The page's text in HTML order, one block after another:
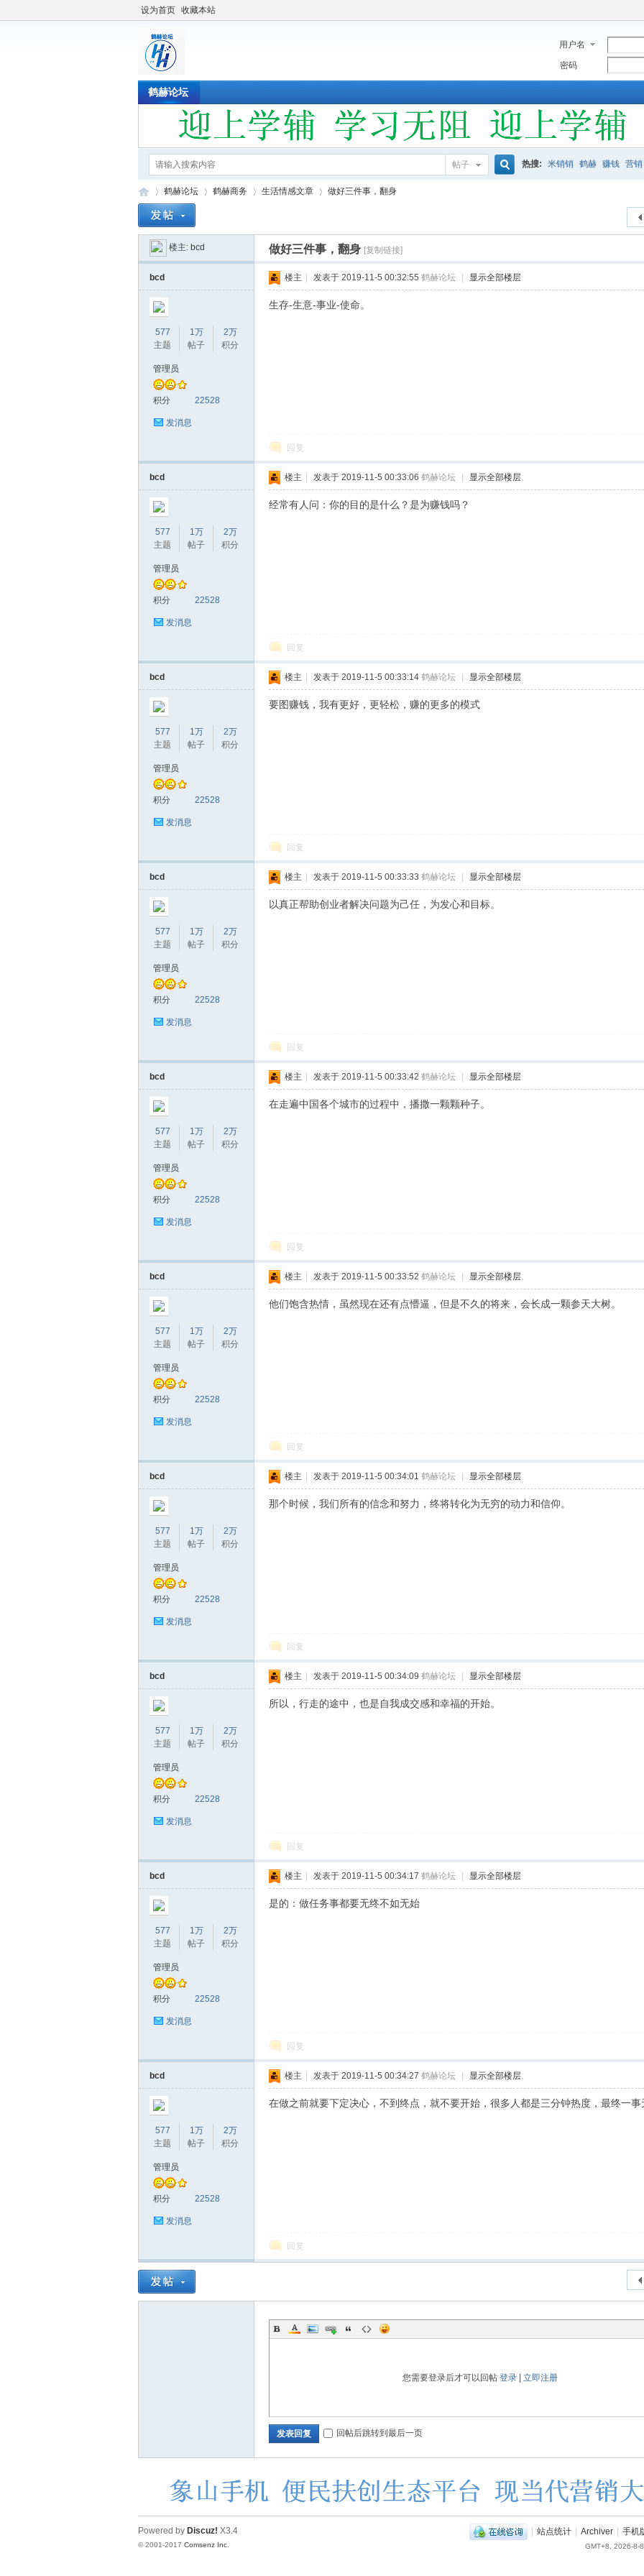
设为首页 收藏本站
用户名
密码
鹤赫论坛
帖子 热搜: 米销销 鹤赫 赚钱 营销
»
鹤赫论坛
›
鹤赫商务 生活情感文章
›
做好三件事，翻身
楼主: bcd 做好三件事，翻身 [复制链接]
bcd
577
主题
1万
帖子
2万
积分
管理员
积分 22528
发消息
楼主 发表于 2019-11-5 00:32:55 鹤赫论坛 显示全部楼层
生存-生意-事业-使命。
回复
bcd
577
主题
1万
帖子
2万
积分
管理员
积分 22528
发消息
楼主 发表于 2019-11-5 00:33:06 鹤赫论坛 显示全部楼层
经常有人问：你的目的是什么？是为赚钱吗？
回复
bcd
577
主题
1万
帖子
2万
积分
管理员
积分 22528
发消息
楼主 发表于 2019-11-5 00:33:14 鹤赫论坛 显示全部楼层
要图赚钱，我有更好，更轻松，赚的更多的模式
回复
bcd
577
主题
1万
帖子
2万
积分
管理员
积分 22528
发消息
楼主 发表于 2019-11-5 00:33:33 鹤赫论坛 显示全部楼层
以真正帮助创业者解决问题为己任，为发心和目标。
回复
bcd
577
主题
1万
帖子
2万
积分
管理员
积分 22528
发消息
楼主 发表于 2019-11-5 00:33:42 鹤赫论坛 显示全部楼层
在走遍中国各个城市的过程中，播撒一颗颗种子。
回复
bcd
577
主题
1万
帖子
2万
积分
管理员
积分 22528
发消息
楼主 发表于 2019-11-5 00:33:52 鹤赫论坛 显示全部楼层
他们饱含热情，虽然现在还有点懵逼，但是不久的将来，会长成一颗参天大树。
回复
bcd
577
主题
1万
帖子
2万
积分
管理员
积分 22528
发消息
楼主 发表于 2019-11-5 00:34:01 鹤赫论坛 显示全部楼层
那个时候，我们所有的信念和努力，终将转化为无穷的动力和信仰。
回复
bcd
577
主题
1万
帖子
2万
积分
管理员
积分 22528
发消息
楼主 发表于 2019-11-5 00:34:09 鹤赫论坛 显示全部楼层
所以，行走的途中，也是自我成交感和幸福的开始。
回复
bcd
577
主题
1万
帖子
2万
积分
管理员
积分 22528
发消息
楼主 发表于 2019-11-5 00:34:17 鹤赫论坛 显示全部楼层
是的：做任务事都要无终不如无始
回复
bcd
577
主题
1万
帖子
2万
积分
管理员
积分 22528
发消息
楼主 发表于 2019-11-5 00:34:27 鹤赫论坛 显示全部楼层
在做之前就要下定决心，不到终点，就不要开始，很多人都是三分钟热度，最终一事
回复
您需要登录后才可以回帖 登录| 立即注册
发表回复 回帖后跳转到最后一页
| 站点统计 | Archiver | 手机
GMT+8, 2026-8-
Powered by Discuz! X3.4
© 2001-2017 Comsenz Inc.